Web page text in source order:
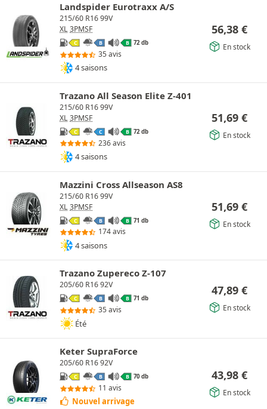
Landspider Eurotraxx A/S
215/60 R16 99V
XL 3PMSF
C B B 72 db
35 avis
4 saisons
56,38 €
En stock
Trazano All Season Elite Z-401
215/60 R16 99V
XL 3PMSF
C C B 72 db
236 avis
4 saisons
51,69 €
En stock
Mazzini Cross Allseason AS8
215/60 R16 99V
XL 3PMSF
C B B 71 db
174 avis
4 saisons
51,69 €
En stock
Trazano Zupereco Z-107
205/60 R16 92V
C B B 71 db
35 avis
Été
47,89 €
En stock
Keter SupraForce
205/60 R16 92V
C B B 70 db
11 avis
Nouvel arrivage
43,98 €
En stock